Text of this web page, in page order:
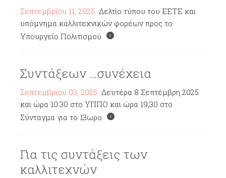
Σεπτεμβρίου 11, 2025 Δελτίο τύπου του ΕΕΤΕ και
υπόμνημα καλλιτεχνικών φορέων προς το
Υπουργείο Πολιτισμού
Συντάξεων ...συνέχεια
Σεπτεμβρίου 03, 2025 Δευτέρα 8 Σεπτέμβρη 2025
και ώρα 10:30 στο ΥΠΠΟ και ώρα 19;30 στο
Σύνταγμα για το 13ωρο
Για τις συντάξεις των
καλλιτεχνών